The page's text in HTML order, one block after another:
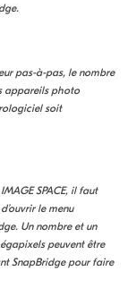
pas-à-pas, le nombre
appareils photo
soit
SPACE, il faut
le menu
Un nombre et un
peuvent être
SnapBridge pour faire